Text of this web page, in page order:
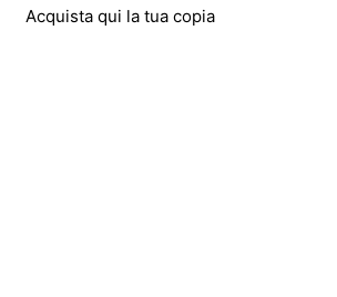
Acquista qui la tua copia